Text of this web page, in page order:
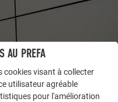
AU PREFA
cookies visant à collecter
utilisateur agréable
pour l'amélioration